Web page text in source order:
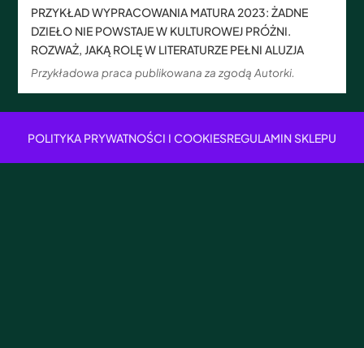
PRZYKŁAD WYPRACOWANIA MATURA 2023: ŻADNE
DZIEŁO NIE POWSTAJE W KULTUROWEJ PRÓŻNI.
ROZWAŻ, JAKĄ ROLĘ W LITERATURZE PEŁNI ALUZJA
Przykładowa praca publikowana za zgodą Autorki.
POLITYKA PRYWATNOŚCI I COOKIESREGULAMIN SKLEPU